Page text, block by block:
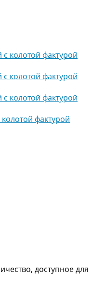
фактурой
доступное для